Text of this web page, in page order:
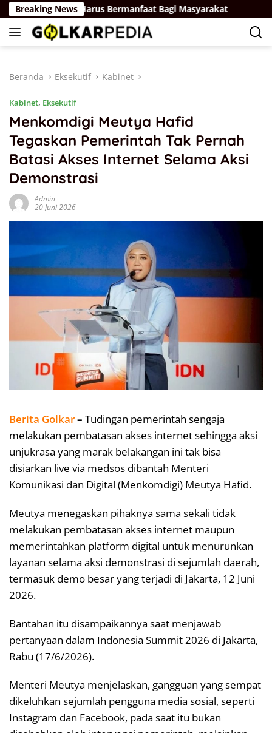
Langsung
ke
konten
Breaking News
Kader Harus Bermanfaat Bagi Masyarakat
Beranda Eksekutif Kabinet
Kabinet, Eksekutif
Menkomdigi Meutya Hafid
Tegaskan Pemerintah Tak Pernah
Batasi Akses Internet Selama Aksi
Demonstrasi
Admin
20 Juni 2026
Berita Golkar– Tudingan pemerintah sengaja
melakukan pembatasan akses internet sehingga aksi
unjukrasa yang marak belakangan ini tak bisa
disiarkan live via medsos dibantah Menteri
Komunikasi dan Digital (Menkomdigi) Meutya Hafid.
Meutya menegaskan pihaknya sama sekali tidak
melakukan pembatasan akses internet maupun
memerintahkan platform digital untuk menurunkan
layanan selama aksi demonstrasi di sejumlah daerah,
termasuk demo besar yang terjadi di Jakarta, 12 Juni
2026.
Bantahan itu disampaikannya saat menjawab
pertanyaan dalam Indonesia Summit 2026 di Jakarta,
Rabu (17/6/2026).
Menteri Meutya menjelaskan, gangguan yang sempat
dikeluhkan sejumlah pengguna media sosial, seperti
Instagram dan Facebook, pada saat itu bukan